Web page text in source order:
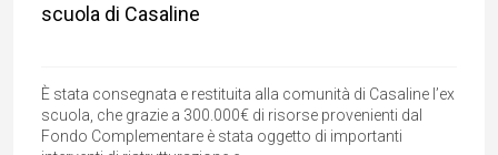
scuola di Casaline
È stata consegnata e restituita alla comunità di Casaline l’ex
scuola, che grazie a 300.000€ di risorse provenienti dal
Fondo Complementare è stata oggetto di importanti